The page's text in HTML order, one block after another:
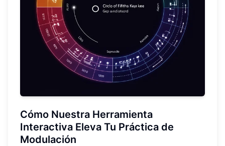
Cómo Nuestra Herramienta
Interactiva Eleva Tu Práctica de
Modulación